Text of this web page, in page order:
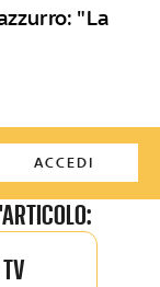
"La
ACCEDI